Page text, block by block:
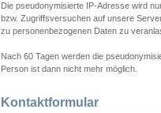
Die pseudonymisierte IP-Adresse wird
bzw. Zugriffsversuchen auf unsere
zu personenbezogenen Daten zu
Nach 60 Tagen werden die
Person ist dann nicht mehr möglich.
Kontaktformular